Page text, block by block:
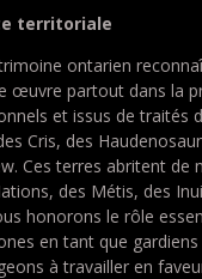
territoriale
ontarien
œuvre partout dans la
et issus de traités
Cris, des
Ces terres abritent de
des Métis, des
honorons le rôle
en tant que
à travailler en